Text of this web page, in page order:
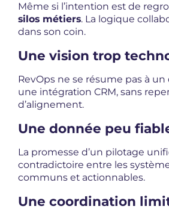
Même si l’intention est de
silos métiers. La logique
dans son coin.
Une vision trop
RevOps ne se résume pas à
une intégration CRM, sans
d’alignement.
Une donnée peu
La promesse d’un pilotage
contradictoire entre les
communs et actionnables.
Une coordination